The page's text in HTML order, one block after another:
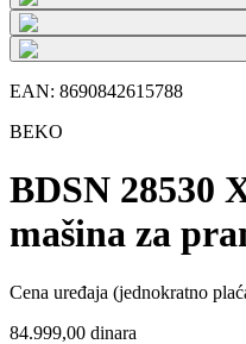
EAN: 8690842615788
BEKO
BDSN 28530
mašina za
Cena uređaja (jednokratno
84.999,00 dinara